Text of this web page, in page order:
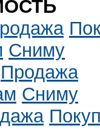
Сниму
Продажа
Сниму